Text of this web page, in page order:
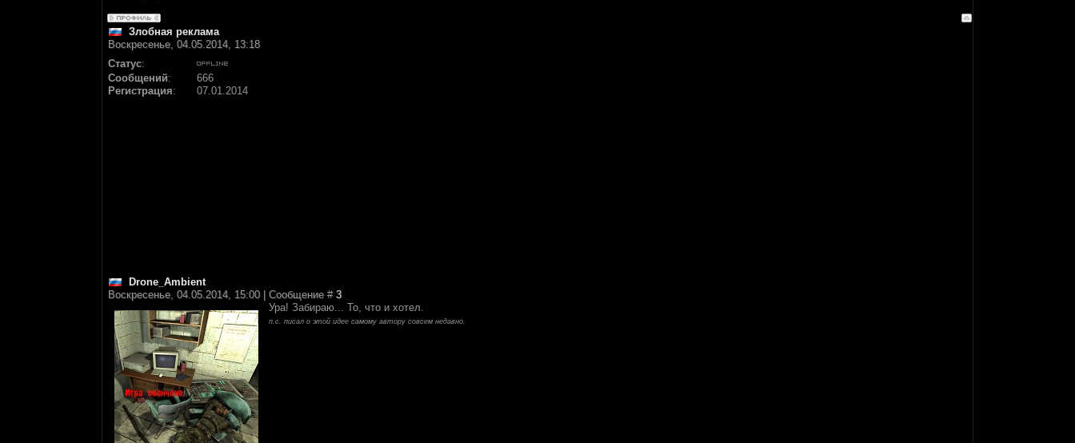
Злобная реклама
Воскресенье, 04.05.2014, 13:18
Статус:
Сообщений:
666
Регистрация: 07.01.2014
Drone_Ambient
Воскресенье, 04.05.2014, 15:00 | Сообщение # 3
Ура! Забираю... То, что и хотел.
п.с. писал о этой идее самому автору совсем недавно.